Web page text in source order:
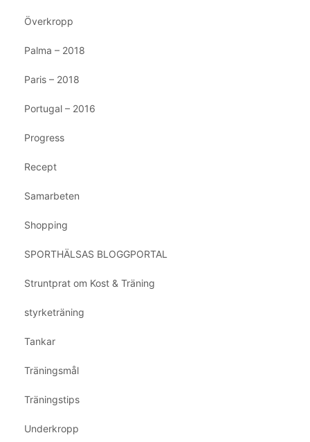
Överkropp
Palma – 2018
Paris – 2018
Portugal – 2016
Progress
Recept
Samarbeten
Shopping
SPORTHÄLSAS BLOGGPORTAL
Struntprat om Kost & Träning
styrketräning
Tankar
Träningsmål
Träningstips
Underkropp